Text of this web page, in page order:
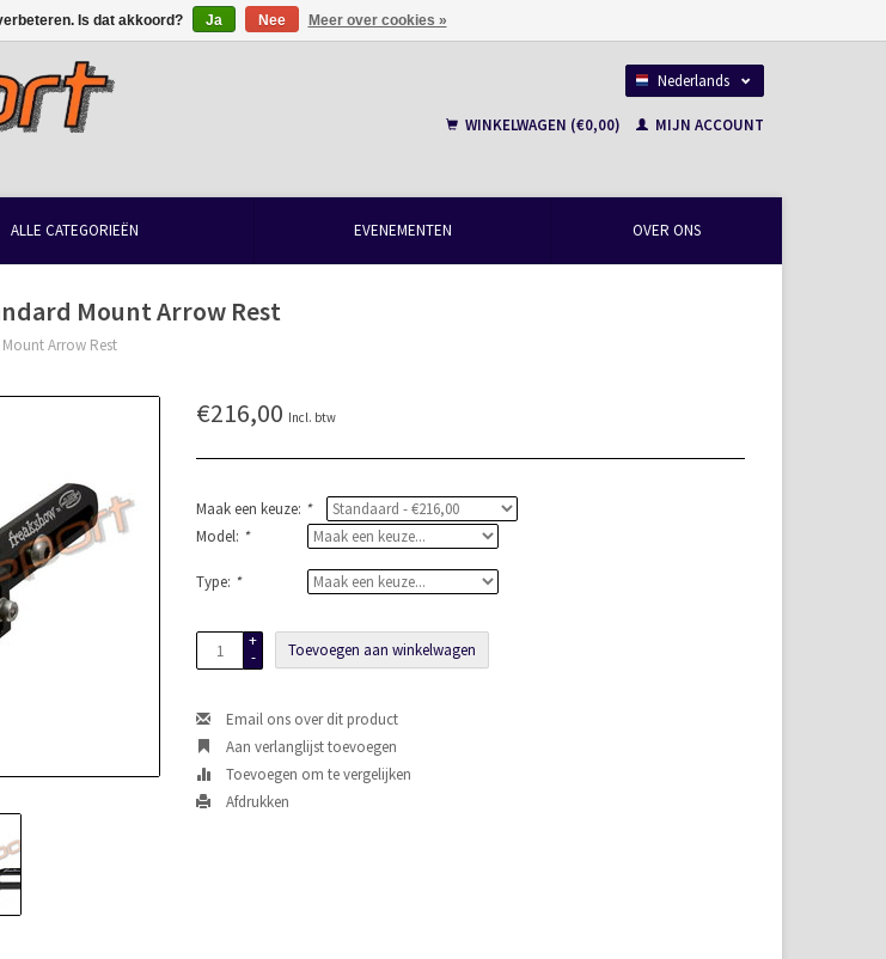
Nederlands
WINKELWAGEN (€0,00)
MIJN ACCOUNT
ALLE CATEGORIEËN EVENEMENTEN OVER ONS
Mount Arrow Rest
Arrow Rest
€216,00 Incl. btw
Maak een keuze: *
Model: *
Type: *
+
-
Toevoegen aan winkelwagen
Email ons over dit product
Aan verlanglijst toevoegen
Toevoegen om te vergelijken
Afdrukken
Is dat akkoord? Ja Nee Meer over cookies »